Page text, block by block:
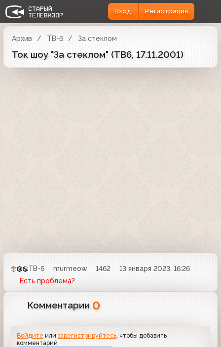
Вход Регистрация
Архив ТВ-6 За стеклом
Ток шоу "За стеклом" (ТВ6, 17.11.2001)
ТВ-6 murmeow 1462
13 января 2023, 16:26
Есть проблема?
Комментарии 0
Войдите илизарегистрируйтесь , чтобы добавить
комментарий